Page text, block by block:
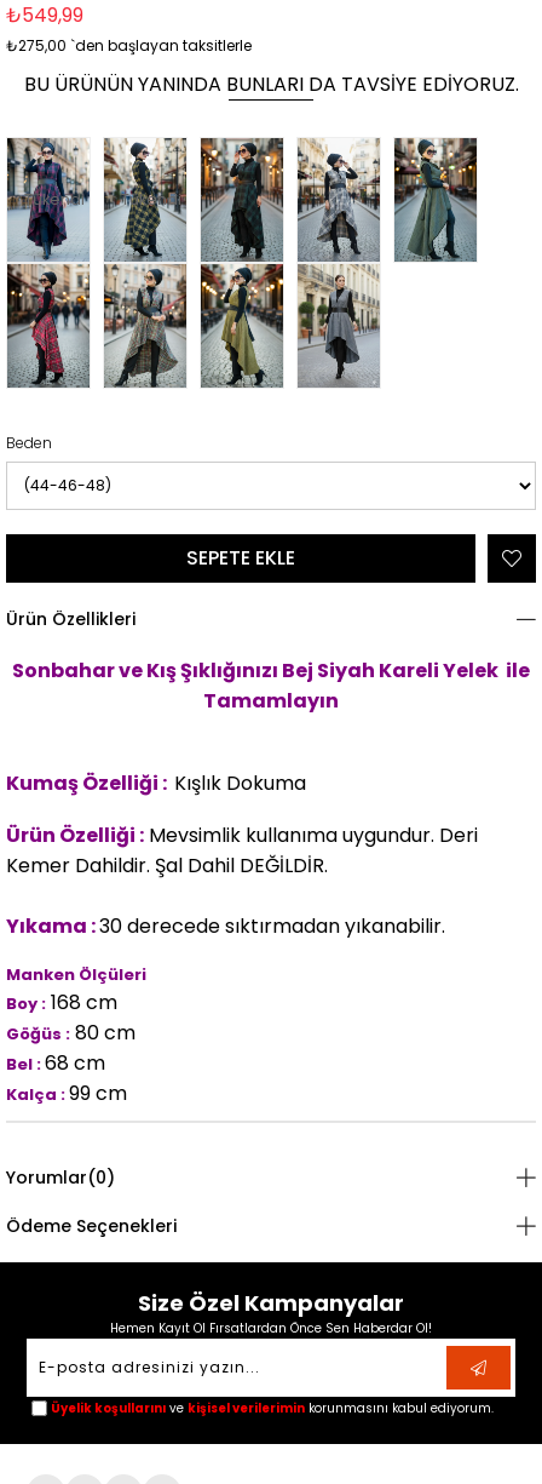
₺549,99
₺275,00 `den başlayan taksitlerle
BU ÜRÜNÜN YANINDA BUNLARI DA TAVSIYE EDIYORUZ.
Tükendi Tükendi
Beden
Ürün Özellikleri
Sonbahar ve Kış Şıklığınızı Bej Siyah Kareli Yelek ile
Tamamlayın
Kumaş Özelliği : Kışlık Dokuma
Ürün Özelliği : Mevsimlik kullanıma uygundur. Deri
Kemer Dahildir. Şal Dahil DEĞİLDİR.
Yıkama :30 derecede sıktırmadan yıkanabilir.
Manken Ölçüleri
Boy : 168 cm
Göğüs : 80 cm
Bel :68 cm
Kalça :99 cm
Yorumlar(0)
Ödeme Seçenekleri
Size Özel Kampanyalar
Hemen Kayıt Ol Fırsatlardan Önce Sen Haberdar Ol!
Üyelik koşullarını ve kişisel verilerimin korunmasını kabul ediyorum.